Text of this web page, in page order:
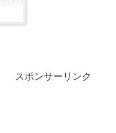
スポンサーリンク